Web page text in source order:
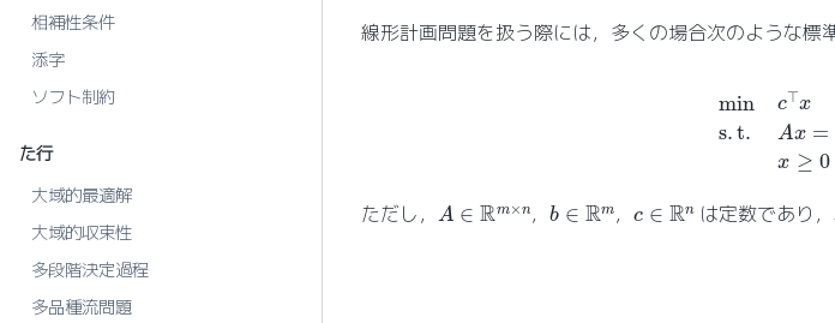
相補性条件
添字
ソフト制約
た行
大域的最適解
大域的収束性
多段階決定過程
多品種流問題
線形計画問題を扱う際には，多くの場合次のような標
⊤ t.Ax
ただし， A∈R m×n ，b ∈Rm ，c ∈Rn は定数であり，